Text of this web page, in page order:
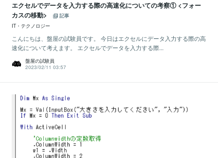
エクセルでデータを入力する際の高速化についての考察① <フォー
カスの移動>
記事
IT・テクノロジー
こんにちは、盤屋の試験員です。 今日はエクセルにデータ入力する際の高
速化について考えます。 エクセルでデータを入力する際...
盤屋の試験員
2023/02/11 03:57